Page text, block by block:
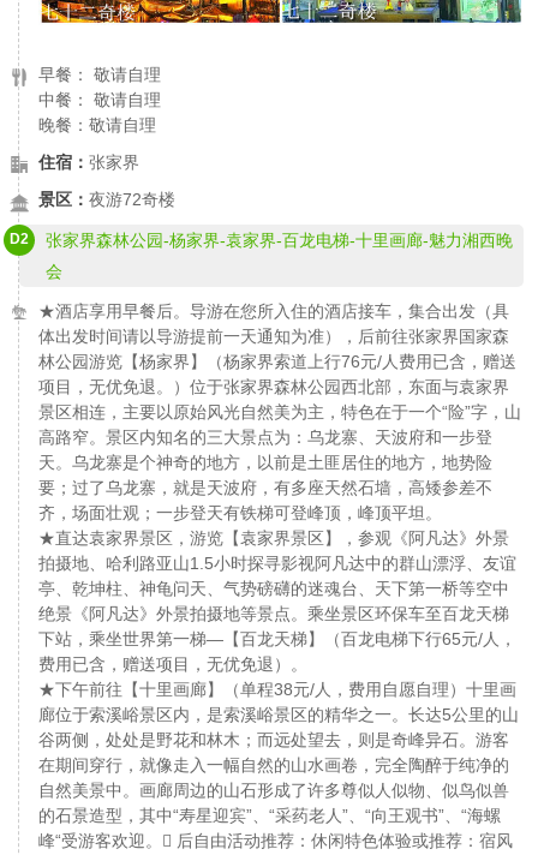
早餐： 敬请自理
中餐： 敬请自理
晚餐：敬请自理
住宿： 张家界
景区： 夜游72奇楼
D2
张家界森林公园-杨家界-袁家界-百龙电梯-十里画廊-魅力湘西晚
会
★酒店享用早餐后。导游在您所入住的酒店接车，集合出发（具
体出发时间请以导游提前一天通知为准），后前往张家界国家森
林公园游览【杨家界】（杨家界索道上行76元/人费用已含，赠送
项目，无优免退。）位于张家界森林公园西北部，东面与袁家界
景区相连，主要以原始风光自然美为主，特色在于一个“险”字，山
高路窄。景区内知名的三大景点为：乌龙寨、天波府和一步登
天。乌龙寨是个神奇的地方，以前是土匪居住的地方，地势险
要；过了乌龙寨，就是天波府，有多座天然石墙，高矮参差不
齐，场面壮观；一步登天有铁梯可登峰顶，峰顶平坦。
★直达袁家界景区，游览【袁家界景区】，参观《阿凡达》外景
拍摄地、哈利路亚山1.5小时探寻影视阿凡达中的群山漂浮、友谊
亭、乾坤柱、神龟问天、气势磅礴的迷魂台、天下第一桥等空中
绝景《阿凡达》外景拍摄地等景点。乘坐景区环保车至百龙天梯
下站，乘坐世界第一梯—【百龙天梯】（百龙电梯下行65元/人，
费用已含，赠送项目，无优免退）。
★下午前往【十里画廊】（单程38元/人，费用自愿自理）十里画
廊位于索溪峪景区内，是索溪峪景区的精华之一。长达5公里的山
谷两侧，处处是野花和林木；而远处望去，则是奇峰异石。游客
在期间穿行，就像走入一幅自然的山水画卷，完全陶醉于纯净的
自然美景中。画廊周边的山石形成了许多尊似人似物、似鸟似兽
的石景造型，其中“寿星迎宾”、“采药老人”、“向王观书”、“海螺
峰“受游客欢迎。 后自由活动推荐：休闲特色体验或推荐：宿风